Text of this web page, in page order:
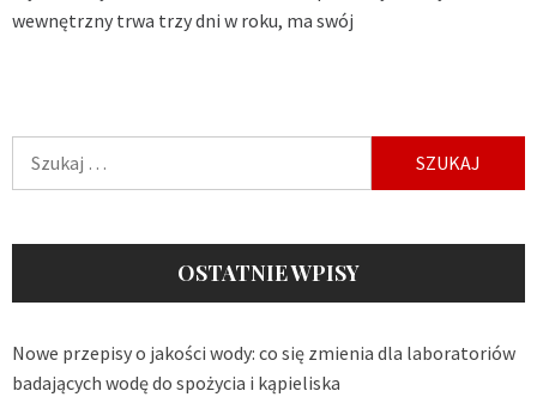
wewnętrzny trwa trzy dni w roku, ma swój
OSTATNIE WPISY
Nowe przepisy o jakości wody: co się zmienia dla laboratoriów
badających wodę do spożycia i kąpieliska